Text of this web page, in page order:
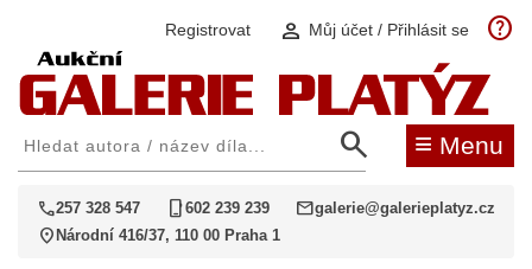
Registrovat person Můj účet / Přihlásit se help
search ≡ Menu
call257 328 547 phone_iphone602 239 239 mailgalerie@galerieplatyz.cz
location_on Národní 416/37, 110 00 Praha 1